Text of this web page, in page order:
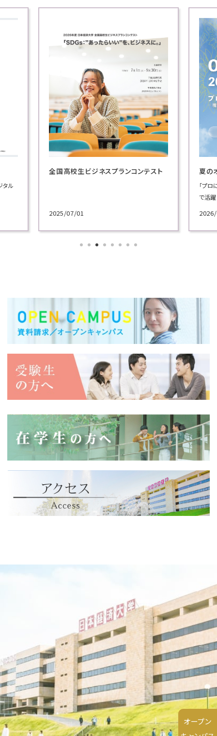
タル
全国高校生ビジネスプランコンテスト
2025/07/01
夏の
「プ
で活
講義を
オープン